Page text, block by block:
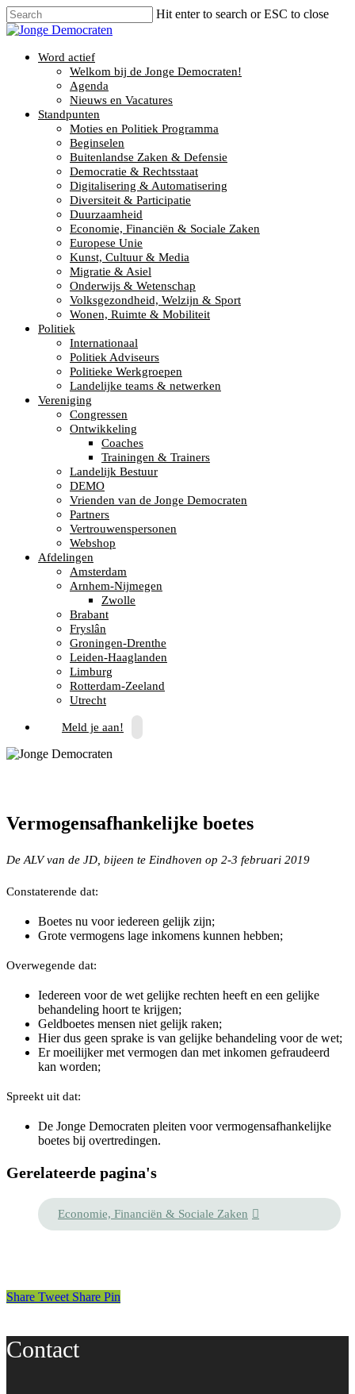
Hit enter to search or ESC to close
Word actief
Welkom bij de Jonge Democraten!
Agenda
Nieuws en Vacatures
Standpunten
Moties en Politiek Programma
Beginselen
Buitenlandse Zaken & Defensie
Democratie & Rechtsstaat
Digitalisering & Automatisering
Diversiteit & Participatie
Duurzaamheid
Economie, Financiën & Sociale Zaken
Europese Unie
Kunst, Cultuur & Media
Migratie & Asiel
Onderwijs & Wetenschap
Volksgezondheid, Welzijn & Sport
Wonen, Ruimte & Mobiliteit
Politiek
Internationaal
Politiek Adviseurs
Politieke Werkgroepen
Landelijke teams & netwerken
Vereniging
Congressen
Ontwikkeling
Coaches
Trainingen & Trainers
Landelijk Bestuur
DEMO
Vrienden van de Jonge Democraten
Partners
Vertrouwenspersonen
Webshop
Afdelingen
Amsterdam
Arnhem-Nijmegen
Zwolle
Brabant
Fryslân
Groningen-Drenthe
Leiden-Haaglanden
Limburg
Rotterdam-Zeeland
Utrecht
Meld je aan!
Vermogensafhankelijke boetes
De ALV van de JD, bijeen te Eindhoven op 2-3 februari 2019
Constaterende dat:
Boetes nu voor iedereen gelijk zijn;
Grote vermogens lage inkomens kunnen hebben;
Overwegende dat:
Iedereen voor de wet gelijke rechten heeft en een gelijke
behandeling hoort te krijgen;
Geldboetes mensen niet gelijk raken;
Hier dus geen sprake is van gelijke behandeling voor de wet;
Er moeilijker met vermogen dan met inkomen gefraudeerd
kan worden;
Spreekt uit dat:
De Jonge Democraten pleiten voor vermogensafhankelijke
boetes bij overtredingen.
Gerelateerde pagina's
Economie, Financiën & Sociale Zaken
Share Tweet Share Pin
Contact